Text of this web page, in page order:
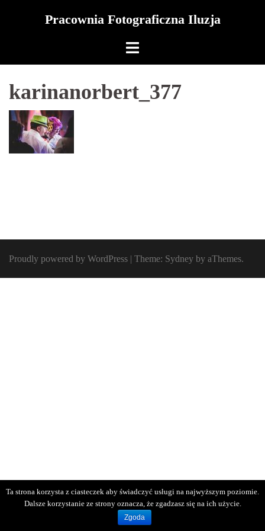
Pracownia Fotograficzna Iluzja
karinanorbert_377
Proudly powered by WordPress | Theme: Sydney by aThemes.
Ta strona korzysta z ciasteczek aby świadczyć usługi na najwyższym poziomie.
Dalsze korzystanie ze strony oznacza, że zgadzasz się na ich użycie.
Zgoda